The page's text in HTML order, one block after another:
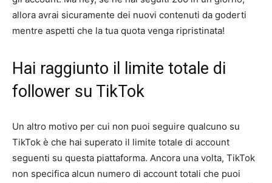
allora avrai sicuramente dei nuovi contenuti da goderti
mentre aspetti che la tua quota venga ripristinata!
Hai raggiunto il limite totale di
follower su TikTok
Un altro motivo per cui non puoi seguire qualcuno su
TikTok è che hai superato il limite totale di account
seguenti su questa piattaforma. Ancora una volta, TikTok
non specifica alcun numero di account totali che puoi